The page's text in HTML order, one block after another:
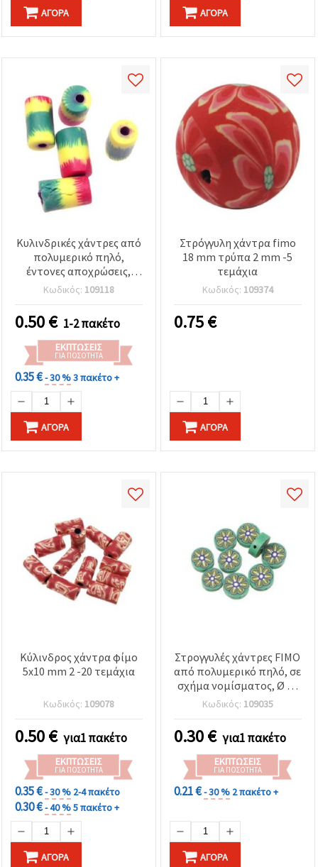
ΑΓΟΡΆ ΑΓΟΡΆ
Κυλινδρικές χάντρες από
πολυμερικό πηλό,
έντονες αποχρώσεις,
6,5x11 mm, μοντέλο 26 -
20 τεμ.
Κωδικός: 109118
0.50€ 1-2 πακέτο
ΕΚΠΤΏΣΕΙΣ
ΓΙΑ ΠΟΣΌΤΗΤΑ
0.35 €- 30 %3 πακέτο +
ΑΓΟΡΆ
Στρόγγυλη χάντρα fimo
18 mm τρύπα 2 mm -5
τεμάχια
Κωδικός: 109374
0.75€
ΑΓΟΡΆ
Κύλινδρος χάντρα φίμο
5x10 mm 2 -20 τεμάχια
Κωδικός: 109078
0.50€ για1 πακέτο
ΕΚΠΤΏΣΕΙΣ
ΓΙΑ ΠΟΣΌΤΗΤΑ
0.35 €- 30 % 2-4 πακέτο
0.30 €- 40 %5 πακέτο +
ΑΓΟΡΆ
Στρογγυλές χάντρες FIMO
από πολυμερικό πηλό, σε
σχήμα νομίσματος, Ø 10
mm, πράσινες με ανθικό
μοτίβο, με οπή για
πέρασμα κορδονιού,
Σχέδιο Νο. 35 – 10 τεμ.
Κωδικός: 109035
0.30€ για1 πακέτο
ΕΚΠΤΏΣΕΙΣ
ΓΙΑ ΠΟΣΌΤΗΤΑ
0.21 €- 30 % 2 πακέτο +
ΑΓΟΡΆ